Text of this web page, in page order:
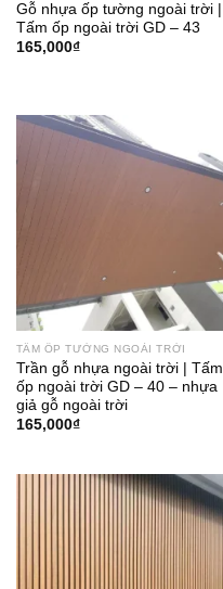
Gỗ nhựa ốp tường ngoài trời |
Tấm ốp ngoài trời GD – 43
165,000₫
TẤM ỐP TƯỜNG NGOÀI TRỜI
Trần gỗ nhựa ngoài trời | Tấm
ốp ngoài trời GD – 40 – nhựa
giả gỗ ngoài trời
165,000₫